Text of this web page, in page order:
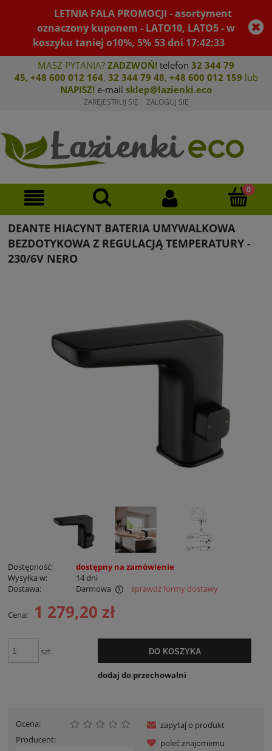
LETNIA FALA PROMOCJI - asortyment
oznaczony kuponem - LATO10, LATO5 - w
koszyku taniej o10%, 5% 53dni 17:42:33
MASZ PYTANIA? ZADZWOŃ! telefon 32 344 79
45, +48 600 012 164, 32 344 79 48, +48 600 012 159 lub
NAPISZ! e-mail sklep@lazienki.eco
ZAREJESTRUJ SIĘ ZALOGUJ SIĘ
DEANTE HIACYNT BATERIA UMYWALKOWA
BEZDOTYKOWA Z REGULACJĄ TEMPERATURY -
230/6V NERO
Dostępność:
dostępny na zamówienie
Wysyłka w:
14 dni
Dostawa:
Darmowa
sprawdź formy dostawy
Cena: 1 279,20 zł
szt. DO KOSZYKA
dodaj do przechowalni
Ocena:
Producent:
zapytaj o produkt
poleć znajomemu